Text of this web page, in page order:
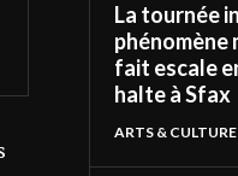
La tournée
phénomène
fait escale
halte à Sfax
ARTS & CULTURE